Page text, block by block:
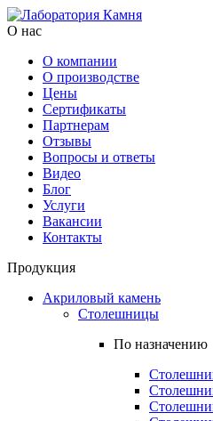
О нас
О компании
О производстве
Цены
Cертификаты
Партнерам
Отзывы
Вопросы и ответы
Видео
Блог
Услуги
Вакансии
Контакты
Продукция
Акриловый камень
Столешницы
По назначению